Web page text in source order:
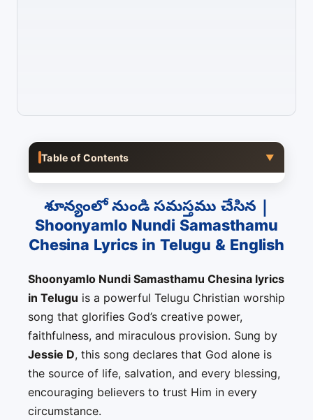
Table of Contents ▼
శూన్యంలో నుండి సమస్తము చేసిన |
Shoonyamlo Nundi Samasthamu
Chesina Lyrics in Telugu & English
Shoonyamlo Nundi Samasthamu Chesina lyrics
in Telugu is a powerful Telugu Christian worship
song that glorifies God’s creative power,
faithfulness, and miraculous provision. Sung by
Jessie D, this song declares that God alone is
the source of life, salvation, and every blessing,
encouraging believers to trust Him in every
circumstance.